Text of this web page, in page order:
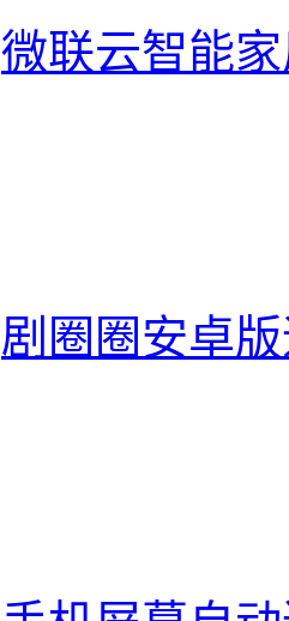
微联云智能
剧圈圈安卓